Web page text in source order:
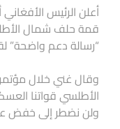
أعلن الرئيس
قمة حلف شمال
“رسالة دعم واضحة”
الأطلسي قواتنا
ولن نضطر إلى خفض